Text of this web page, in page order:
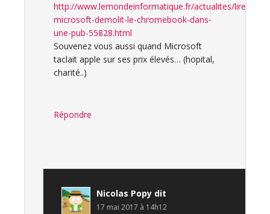
http://www.lemondeinformatique.fr/actualites/lire-
microsoft-demolit-le-chromebook-dans-
une-pub-55828.html
Souvenez vous aussi quand Microsoft
taclait apple sur ses prix élevés… (hopital,
charité..)
Répondre
Nicolas Popy dit
17 mai 2017 à 14h12